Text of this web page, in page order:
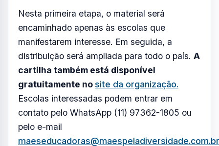
Resumo de Notícias
Receba as atualizações do Vale do Paraíba
diretamente no seu e-mail.